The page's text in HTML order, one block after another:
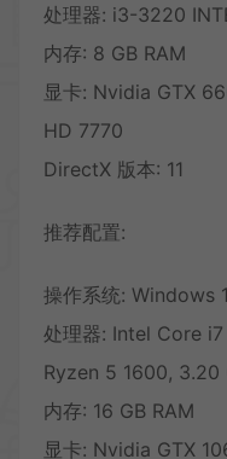
处理器: i3-3220
内存: 8 GB RAM
显卡: Nvidia GTX
HD 7770
DirectX 版本: 11
推荐配置:
操作系统: Windows
处理器: Intel Core
Ryzen 5 1600, 3.20
内存: 16 GB RAM
显卡: Nvidia GTX